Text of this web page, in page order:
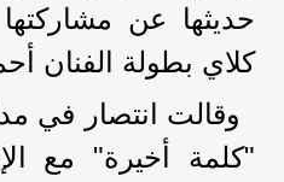
حديثها عن
كلاي بطولة الفنان
وقالت انتصار في
"كلمة أخيرة" مع